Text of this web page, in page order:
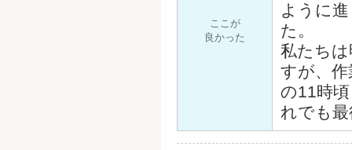
ここが
良かった
ように
た。
私たち
すが、
の11時
れでも